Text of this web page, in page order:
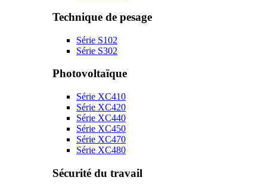
Technique de pesage
Série S102
Série S302
Photovoltaïque
Série XC410
Série XC420
Série XC440
Série XC450
Série XC470
Série XC480
Sécurité du travail